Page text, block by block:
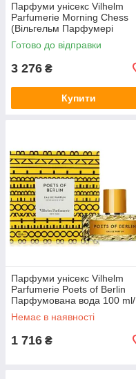
Парфуми унісекс Vilhelm
Parfumerie Morning Chess
(Вільгельм Парфумері
Морнінг Чес) Парфумована
вода 100 ml/мл
Готово до відправки
3 276 ₴
Купити
Парфуми унісекс Vilhelm
Parfumerie Poets of Berlin
Парфумована вода 100 ml/
мл
Немає в наявності
1 716 ₴